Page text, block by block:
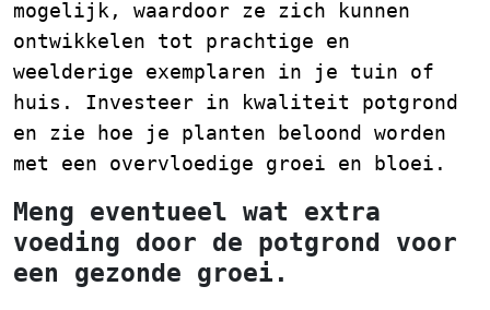
mogelijk, waardoor ze zich kunnen
ontwikkelen tot prachtige en
weelderige exemplaren in je tuin of
huis. Investeer in kwaliteit potgrond
en zie hoe je planten beloond worden
met een overvloedige groei en bloei.
Meng eventueel wat extra
voeding door de potgrond voor
een gezonde groei.